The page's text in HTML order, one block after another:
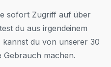
sofort Zugriff auf über
du aus irgendeinem
du von unserer 30
Gebrauch machen.